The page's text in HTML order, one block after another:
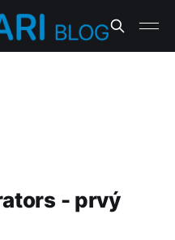
- prvý